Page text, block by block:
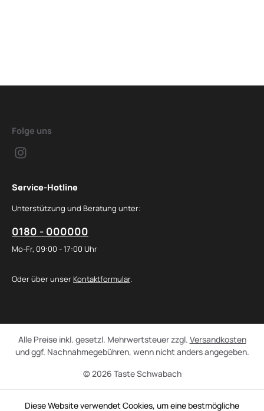
Folge uns
Service-Hotline
Unterstützung und Beratung unter:
0180 - 000000
Mo-Fr, 09:00 - 17:00 Uhr
Oder über unser Kontaktformular.
© 2026 Taste Schwabach
Alle Preise inkl. gesetzl. Mehrwertsteuer zzgl. Versandkosten
und ggf. Nachnahmegebühren, wenn nicht anders angegeben.
Diese Website verwendet Cookies, um eine bestmögliche